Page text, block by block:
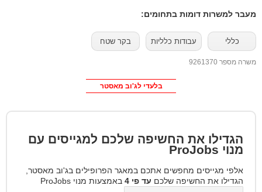
מעבר למשרות דומות בתחומים:
כללי עבודות כלליות בקר שטח
משרה מספר 9261370
בלעדי לג'וב מאסטר
הגדילו את החשיפה שלכם למגייסים עם
מנוי ProJobs
אלפי מגייסים מחפשים אתכם במאגר הפרופילים בג'וב מאסטר,
הגדילו את החשיפה שלכם עד פי 4 באמצעות מנוי ProJobs